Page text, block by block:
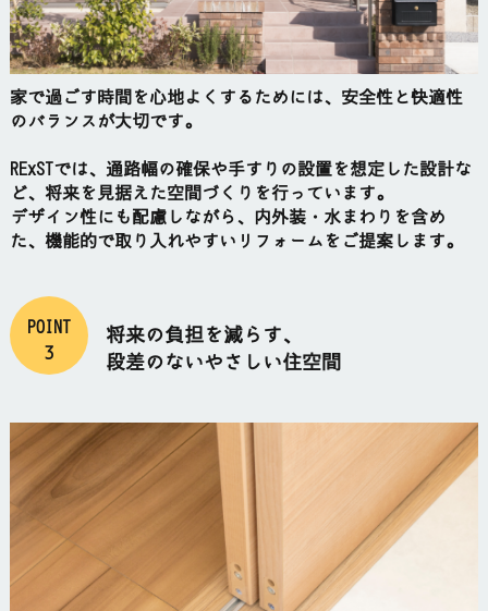
家で過ごす時間を心地よくするためには、安全性と快適性
のバランスが大切です。
RExSTでは、通路幅の確保や手すりの設置を想定した設計な
ど、将来を見据えた空間づくりを行っています。
デザイン性にも配慮しながら、内外装・水まわりを含め
た、機能的で取り入れやすいリフォームをご提案します。
POINT
3
将来の負担を減らす、
段差のないやさしい住空間